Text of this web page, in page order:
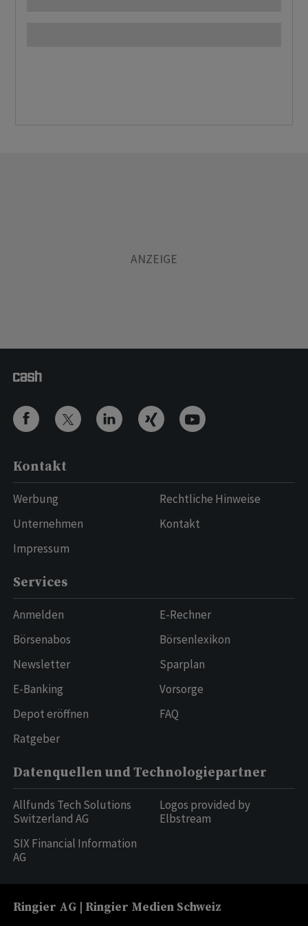
Kontakt
Werbung
Unternehmen
Impressum
Rechtliche Hinweise
Kontakt
Services
Anmelden
Börsenabos
Newsletter
E-Banking
Depot eröffnen
Ratgeber
E-Rechner
Börsenlexikon
Sparplan
Vorsorge
FAQ
Datenquellen und Technologiepartner
Allfunds Tech Solutions
Switzerland AG
SIX Financial Information
AG
Logos provided by
Elbstream
Ringier AG | Ringier Medien Schweiz